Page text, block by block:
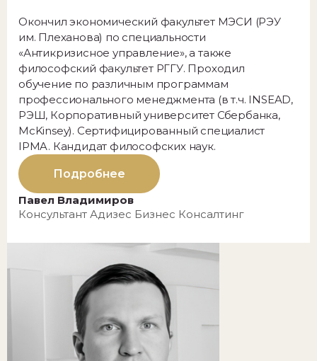
Окончил экономический факультет МЭСИ (РЭУ
им. Плеханова) по специальности
«Антикризисное управление», а также
философский факультет РГГУ. Проходил
обучение по различным программам
профессионального менеджмента (в т.ч. INSEAD,
РЭШ, Корпоративный университет Сбербанка,
McKinsey). Сертифицированный специалист
IPMA. Кандидат философских наук.
Подробнее
Павел Владимиров
Консультант Адизес Бизнес Консалтинг